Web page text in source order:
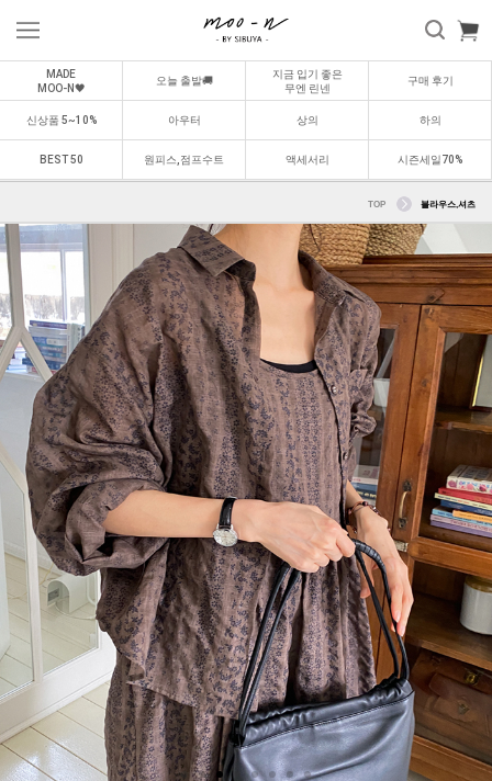
MADE
MOO-N🖤
오늘 출발🚚
지금 입기 좋은
무엔 린넨
구매 후기
신상품 5~10% 아우터 상의 하의
BEST 50 원피스,점프수트 액세서리 시즌세일70%
TOP 블라우스,셔츠